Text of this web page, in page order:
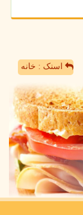
اسنک : خانه